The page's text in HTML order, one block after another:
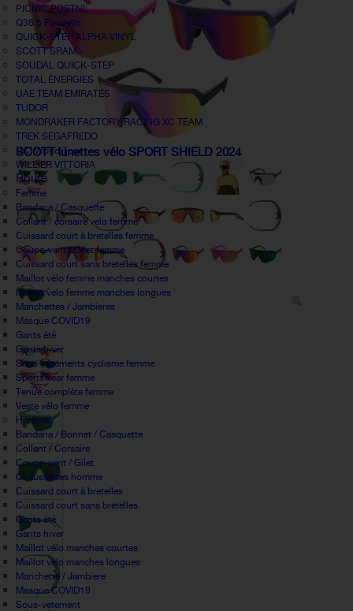
PICNIC POSTNL
Q36.5 Pinarello
QUICK-STEP ALPHA VINYL
SCOTT SRAM
SOUDAL QUICK-STEP
TOTAL ÉNERGIES
UAE TEAM EMIRATES
TUDOR
MONDRAKER FACTORY RACING XC TEAM
TREK SEGAFREDO
UCI World Tour
WILLIER VITTORIA
Route
Femme
Bandana / Casquette
Collant / corsaire velo femme
Cuissard court à bretelles femme
Coupe-vent / Gilet femme
Cuissard court sans bretelles femme
Maillot vélo femme manches courtes
Maillot velo femme manches longues
Manchettes / Jambieres
Masque COVID19
Gants été
Gants hiver
Sous-vêtements cyclisme femme
Sportswear femme
Tenue complète femme
Veste vélo femme
Homme
Bandana / Bonnet / Casquette
Collant / Corsaire
Coupe-vent / Gilet
Chaussettes homme
Cuissard court à bretelles
Cuissard court sans bretelles
Gants été
Gants hiver
Maillot vélo manches courtes
Maillot vélo manches longues
Manchette / Jambiere
Masque COVID19
Sous-vetement
SCOTT lunettes vélo SPORT SHIELD 2024